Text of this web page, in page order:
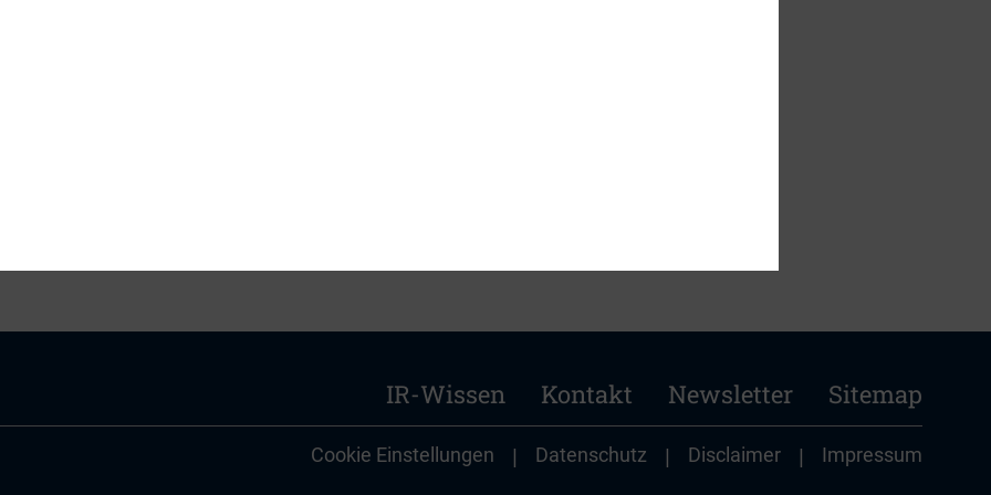
IR-Wissen Kontakt Newsletter Sitemap
Cookie Einstellungen | Datenschutz | Disclaimer | Impressum